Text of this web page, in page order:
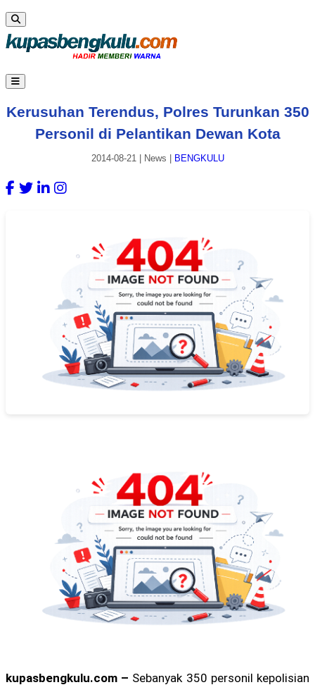
Kerusuhan Terendus, Polres Turunkan 350
Personil di Pelantikan Dewan Kota
2014-08-21| News BENGKULU
kupasbengkulu.com – Sebanyak 350 personil kepolisian